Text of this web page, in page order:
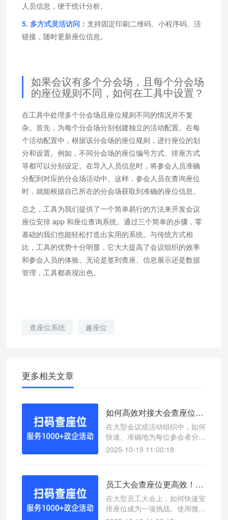
人员信息，便于统计分析。
5. 多方式灵活访问：支持固定印刷二维码、小程序码、活
链接，随时更新座位信息。
如果会议有多个分会场，且每个分会场
的座位规则不同，如何在工具中设置？
在工具中处理多个分会场且座位规则不同的情况并不复
杂。首先，为每个分会场分别创建独立的活动配置。在每
个活动配置中，根据该分会场的座位规则，进行座位的划
分和设置。例如，不同分会场的座位编号方式、排座方式
等都可以分别设定。在导入人员信息时，将参会人员准确
分配到对应的分会场活动中。这样，参会人员在查询座位
时，就能根据自己所在的分会场获取到准确的座位信息。
总之，工具为我们提供了一个简单易行的方法来开发会议
座位安排 app 和座位查询系统。通过三个简单的步骤，零
基础的我们也能轻松打造出实用的系统。与传统方式相
比，工具的优势十分明显，它大大提高了会议组织的效率
和参会人员的体验。无论是签到查座、信息展示还是数据
管理，工具都表现出色。
查座位系统 趣座位
更多相关文章
如何高效对接大会查座位？微信扫码查座位系统轻松解决
在大型会议或活动组织中，如何
快速、准确地为每位参会者分配
座位是一个重要环节。本文介绍
效对接大会查座位，提升现场管
2025-10-19 11:00:18
员工大会查座位更高效！微信扫码查座位系统助你轻松管理
在大型员工大会上，如何快速安
排座位成为一项挑战。使用微信